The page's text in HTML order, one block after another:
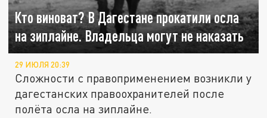
Кто виноват? В Дагестане прокатили осла
на зиплайне. Владельца могут не наказать
29 ИЮЛЯ 20:39
Сложности с правоприменением возникли у
дагестанских правоохранителей после
полёта осла на зиплайне.